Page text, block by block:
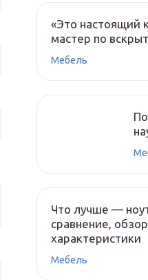
«Это настоящий
мастер по
Мебель
Что лучше —
сравнение,
характеристики
Мебель